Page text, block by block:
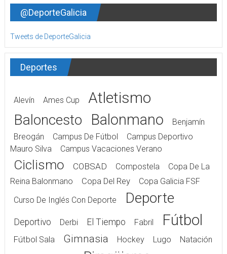
@DeporteGalicia
Tweets de DeporteGalicia
Deportes
Alevín Ames Cup Atletismo
Baloncesto Balonmano
Benjamín
Breogán
Campus De Fútbol
Campus Deportivo
Mauro Silva
Campus Vacaciones Verano
Ciclismo COBSAD Compostela
Copa De La
Reina Balonmano
Copa Del Rey
Copa Galicia FSF
Curso De Inglés Con Deporte
Deporte
Deportivo Derbi El Tiempo Fabril Fútbol
Fútbol Sala Gimnasia Hockey Lugo Natación